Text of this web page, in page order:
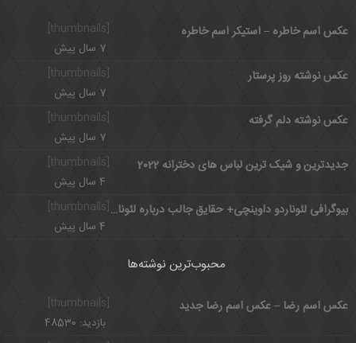
[thumbnails] عکس اسم خاطره – استیکر اسم خاطره
7 سال پیش
عکس نوشته روز پرستار
7 سال پیش
[thumbnails]
عکس نوشته دلم گرفته
7 سال پیش
جدیدترین و شیک ترین لباس های دخترانه 2022
4 سال پیش
بیوگرافی لئوناردو داوینچی+ حقایق جالب درباره لئوناردو داوینچی
4 سال پیش
محبوب‌ترین نوشته‌ها
عکس اسم رضا – عکس اسم رضا جدید
بازدید: 48530